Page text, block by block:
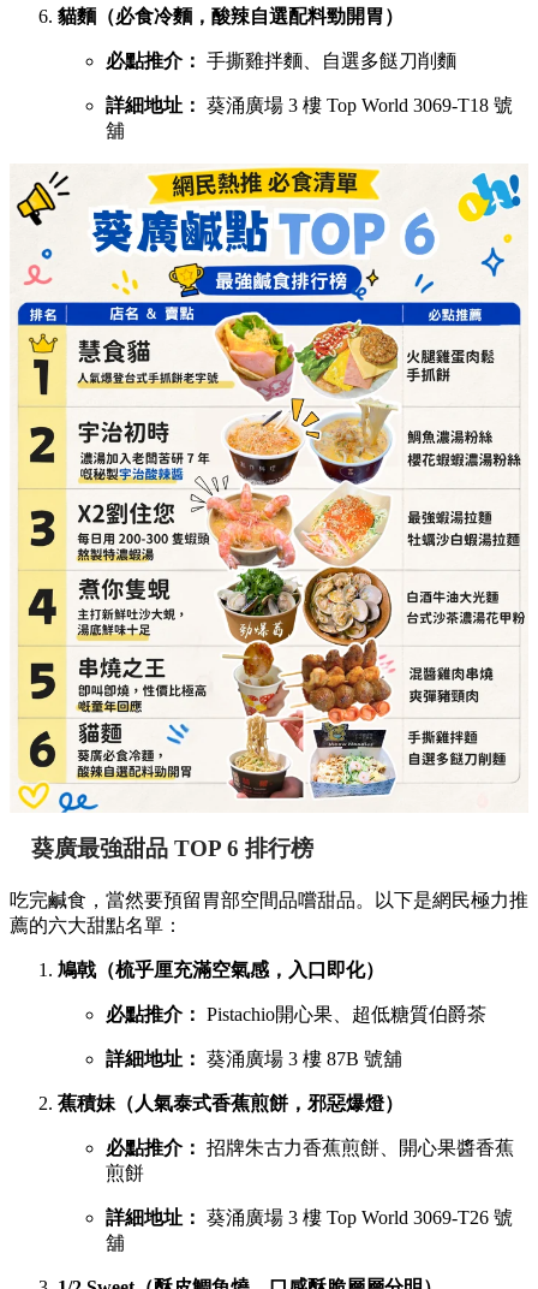
貓麵（必食冷麵，酸辣自選配料勁開胃）
必點推介： 手撕雞拌麵、自選多餸刀削麵
詳細地址： 葵涌廣場 3 樓 Top World 3069-T18 號
舖
葵廣最強甜品 TOP 6 排行榜
吃完鹹食，當然要預留胃部空間品嚐甜品。以下是網民極力推
薦的六大甜點名單：
鳩戟（梳乎厘充滿空氣感，入口即化）
必點推介： Pistachio開心果、超低糖質伯爵茶
詳細地址： 葵涌廣場 3 樓 87B 號舖
蕉積妹（人氣泰式香蕉煎餅，邪惡爆燈）
必點推介： 招牌朱古力香蕉煎餅、開心果醬香蕉
煎餅
詳細地址： 葵涌廣場 3 樓 Top World 3069-T26 號
舖